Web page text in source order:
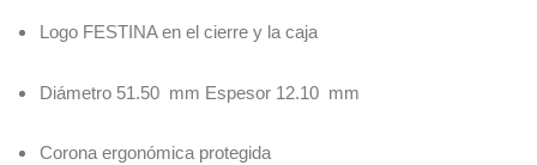
Logo FESTINA en el cierre y la caja
Diámetro 51.50 mm Espesor 12.10 mm
Corona ergonómica protegida